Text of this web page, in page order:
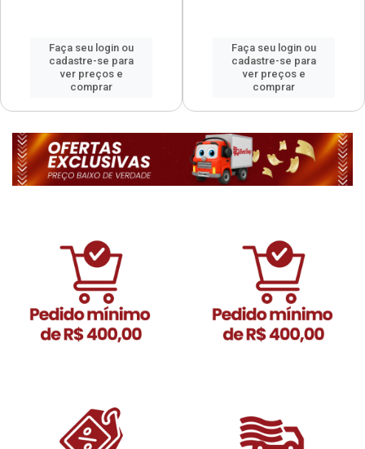
Faça seu login ou
cadastre-se para
ver preços e
comprar
Faça seu login ou
cadastre-se para
ver preços e
comprar